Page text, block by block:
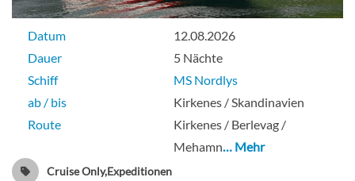
Datum
12.08.2026
Dauer
5 Nächte
Schiff
MS Nordlys
ab / bis
Kirkenes / Skandinavien
Route
Kirkenes / Berlevag /
Mehamn… Mehr
Cruise Only,Expeditionen